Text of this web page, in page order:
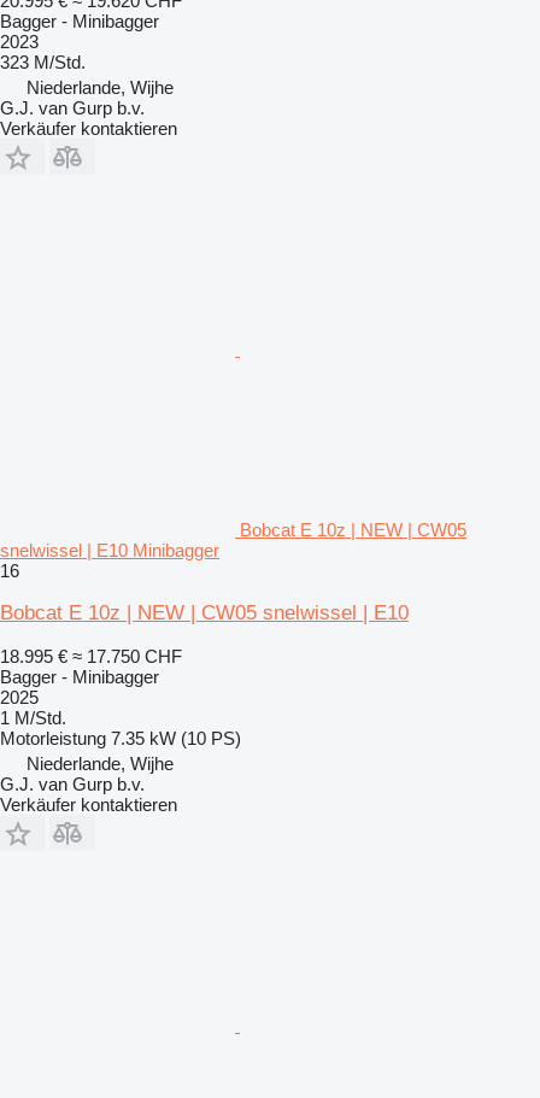
Bagger - Minibagger
2023
323 M/Std.
Niederlande, Wijhe
G.J. van Gurp b.v.
Verkäufer kontaktieren
Bobcat E 10z | NEW | CW05
snelwissel | E10 Minibagger
16
Bobcat E 10z | NEW | CW05 snelwissel | E10
18.995 € ≈ 17.750 CHF
Bagger - Minibagger
2025
1 M/Std.
Motorleistung 7.35 kW (10 PS)
Niederlande, Wijhe
G.J. van Gurp b.v.
Verkäufer kontaktieren